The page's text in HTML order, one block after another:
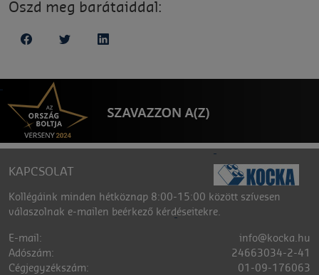
Oszd meg barátaiddal:
KAPCSOLAT
Kollégáink minden hétköznap 8:00-15:00 között szívesen
válaszolnak e-mailen beérkező kérdéseitekre.
E-mail:
info@kocka.hu
Adószám:
24663034-2-41
Cégjegyzékszám:
01-09-176063